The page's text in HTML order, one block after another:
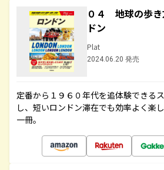
０４ 地球の歩
ドン
Plat
2024.06.20 発売
定番から１９６０年代を追体験できる
し、短いロンドン滞在でも効率よく楽
一冊。